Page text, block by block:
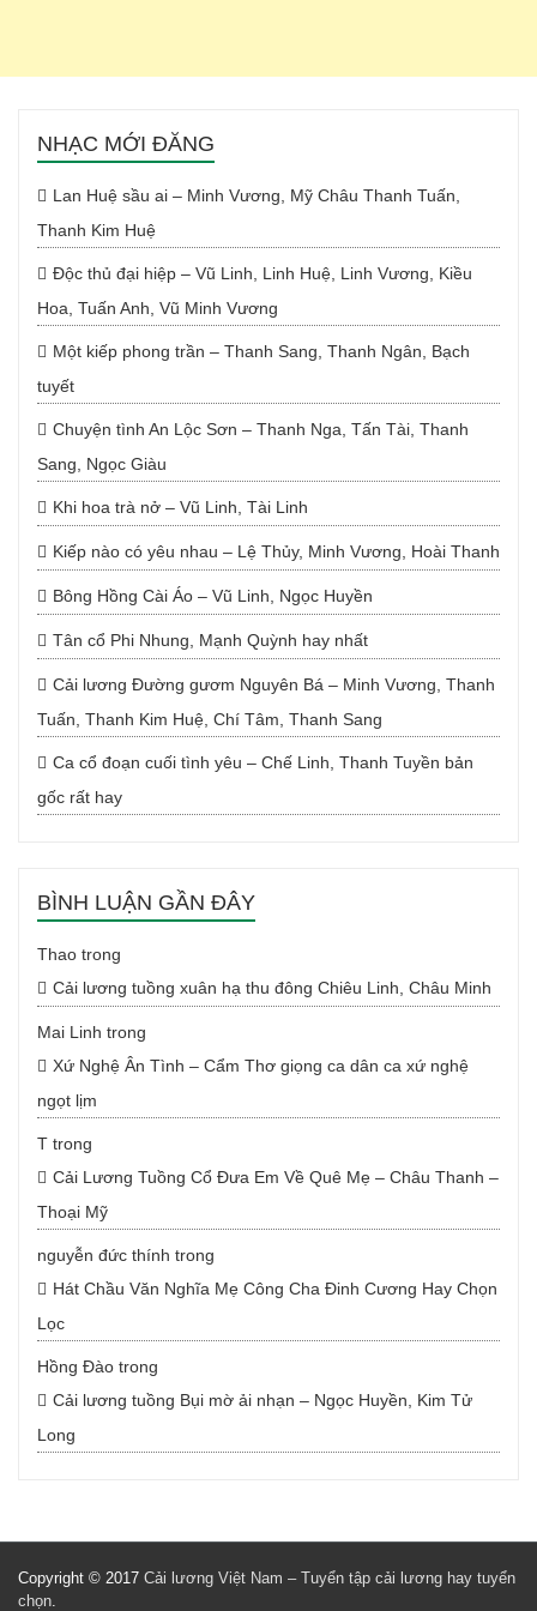
NHẠC MỚI ĐĂNG
Lan Huệ sầu ai – Minh Vương, Mỹ Châu Thanh Tuấn,
Thanh Kim Huệ
Độc thủ đại hiệp – Vũ Linh, Linh Huệ, Linh Vương, Kiều
Hoa, Tuấn Anh, Vũ Minh Vương
Một kiếp phong trần – Thanh Sang, Thanh Ngân, Bạch
tuyết
Chuyện tình An Lộc Sơn – Thanh Nga, Tấn Tài, Thanh
Sang, Ngọc Giàu
Khi hoa trà nở – Vũ Linh, Tài Linh
Kiếp nào có yêu nhau – Lệ Thủy, Minh Vương, Hoài Thanh
Bông Hồng Cài Áo – Vũ Linh, Ngọc Huyền
Tân cổ Phi Nhung, Mạnh Quỳnh hay nhất
Cải lương Đường gươm Nguyên Bá – Minh Vương, Thanh
Tuấn, Thanh Kim Huệ, Chí Tâm, Thanh Sang
Ca cổ đoạn cuối tình yêu – Chế Linh, Thanh Tuyền bản
gốc rất hay
BÌNH LUẬN GẦN ĐÂY
Thao trong
Cải lương tuồng xuân hạ thu đông Chiêu Linh, Châu Minh
Mai Linh trong
Xứ Nghệ Ân Tình – Cẩm Thơ giọng ca dân ca xứ nghệ
ngọt lịm
T trong
Cải Lương Tuồng Cổ Đưa Em Về Quê Mẹ – Châu Thanh –
Thoại Mỹ
nguyễn đức thính trong
Hát Chầu Văn Nghĩa Mẹ Công Cha Đinh Cương Hay Chọn
Lọc
Hồng Đào trong
Cải lương tuồng Bụi mờ ải nhạn – Ngọc Huyền, Kim Tử
Long
Copyright © 2017 Cải lương Việt Nam – Tuyển tập cải lương hay tuyển
chọn.